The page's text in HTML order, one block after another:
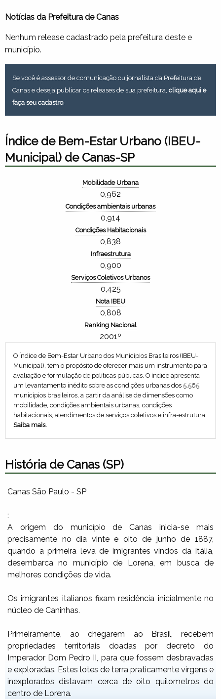
Notícias da Prefeitura de Canas
Nenhum release cadastrado pela prefeitura deste e
município.
Se você é assessor de comunicação ou jornalista da Prefeitura de
Canas e deseja publicar os releases de sua prefeitura, clique aqui e
faça seu cadastro.
Índice de Bem-Estar Urbano (IBEU-
Municipal) de Canas-SP
Mobilidade Urbana
0,962
Condições ambientais urbanas
0,914
Condições Habitacionais
0,838
Infraestrutura
0,900
Serviços Coletivos Urbanos
0,425
Nota IBEU
0,808
Ranking Nacional
2001º
O Índice de Bem-Estar Urbano dos Municípios Brasileiros (IBEU-
Municipal), tem o propósito de oferecer mais um instrumento para
avaliação e formulação de políticas públicas. O índice apresenta
um levantamento inédito sobre as condições urbanas dos 5.565
municípios brasileiros, a partir da análise de dimensões como
mobilidade, condições ambientais urbanas, condições
habitacionais, atendimentos de serviços coletivos e infra-estrutura.
Saiba mais.
História de Canas (SP)
Canas São Paulo - SP
:
A origem do município de Canas inicia-se mais
precisamente no dia vinte e oito de junho de 1887,
quando a primeira leva de imigrantes vindos da Itália,
desembarca no município de Lorena, em busca de
melhores condições de vida.
Os imigrantes italianos fixam residência inicialmente no
núcleo de Caninhas.
Primeiramente, ao chegarem ao Brasil, recebem
propriedades territoriais doadas por decreto do
Imperador Dom Pedro II, para que fossem desbravadas
e exploradas. Estes lotes de terra praticamente virgens e
inexplorados distavam cerca de oito quilometros do
centro de Lorena.